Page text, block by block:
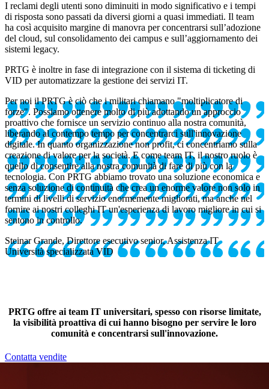
I reclami degli utenti sono diminuiti in modo significativo e i tempi
di risposta sono passati da diversi giorni a quasi immediati. Il team
ha così acquisito margine di manovra per concentrarsi sull’adozione
del cloud, sul consolidamento dei campus e sull’aggiornamento dei
sistemi legacy.
PRTG è inoltre in fase di integrazione con il sistema di ticketing di
VID per automatizzare la gestione dei servizi IT.
Per noi il PRTG è ciò che i militari chiamano "moltiplicatore di
forze". Possiamo ottenere molto di più adottando un approccio
proattivo che fornisce un servizio continuo alla nostra comunità,
liberando al contempo tempo per concentrarci sull'innovazione
digitale. In quanto organizzazione non profit, ci concentriamo sulla
creazione di valore per la società. E come team IT, il nostro ruolo è
quello di consentire alla nostra comunità di fare di più con la
tecnologia. Con PRTG abbiamo trovato una soluzione economica e
senza soluzione di continuità che crea un enorme valore non solo in
termini di livelli di servizio enormemente migliorati, ma anche nel
fornire ai nostri colleghi IT un'esperienza di lavoro migliore in cui si
sentono in controllo.
Steinar Grande, Direttore esecutivo senior, Assistenza IT
Università specializzata VID
PRTG offre ai team IT universitari, spesso con risorse limitate,
la visibilità proattiva di cui hanno bisogno per servire le loro
comunità e concentrarsi sull'innovazione.
Contatta vendite